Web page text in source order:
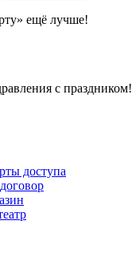
ещё лучше!
с праздником!
доступа